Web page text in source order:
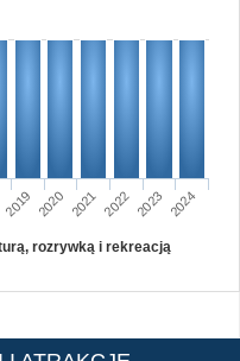
2019 2020 2021 2022 2023 2024
rozrywką i rekreacją